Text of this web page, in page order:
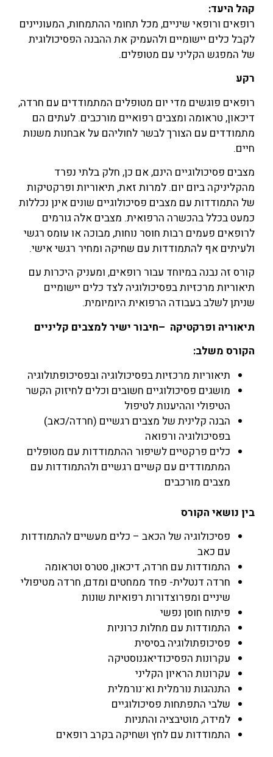
קהל היעד:
רופאים ורופאי שיניים, מכל תחומי ההתמחות, המעוניינים
לקבל כלים יישומיים ולהעמיק את ההבנה הפסיכולוגית
של המפגש הקליני עם מטופלים.
רקע
רופאים פוגשים מדי יום מטופלים המתמודדים עם חרדה,
דיכאון, טראומה ומצבים רפואיים מורכבים. לעתים הם
מתמודדים עם הצורך לבשר לחוליהם על אבחנות משנות
חיים.
מצבים פסיכולוגיים הינם, אם כן, חלק בלתי נפרד
מהקליניקה ביום יום. למרות זאת, תיאוריות ופרקטיקות
של התמודדות עם מצבים פסיכולוגיים שונים אינן נכללות
כמעט בכלל בהכשרה הרפואית. מצבים אלה גורמים
לרופאים פעמים רבות חוסר נוחות, מבוכה או עומס רגשי
ולעיתים אף להתמודדות עם שחיקה ומחיר רגשי אישי.
קורס זה נבנה במיוחד עבור רופאים, ומעניק היכרות עם
תיאוריות מרכזיות בפסיכולוגיה לצד כלים יישומיים
שניתן לשלב בעבודה הרפואית היומיומית.
תיאוריה ופרקטיקה –חיבור ישיר למצבים קליניים
הקורס משלב:
תיאוריות מרכזיות בפסיכולוגיה ובפסיכופתולוגיה
מושגים פסיכולוגיים חשובים וכלים לחיזוק הקשר
הטיפולי וההיענות לטיפול
הבנה קלינית של מצבים רגשיים (חרדה/כאב)
בפסיכולוגיה ורפואה
כלים פרקטיים לשיפור ההתמודדות עם מטופלים
המתמודדים עם קשיים רגשיים ולהתמודדות עם
מצבים מורכבים
בין נושאי הקורס
פסיכולוגיה של הכאב – כלים מעשיים להתמודדות
עם כאב
התמודדות עם חרדה, דיכאון, סטרס וטראומה
חרדה דנטלית- פחד ממחטים ומדם, חרדה מטיפולי
שיניים ומפרוצדורות רפואיות שונות
פיתוח חוסן נפשי
התמודדות עם מחלות כרוניות
פסיכופתולוגיה בסיסית
עקרונות הפסיכודיאגנוסטיקה
עקרונות הראיון הקליני
התנהגות נורמלית וא־נורמלית
שלבי התפתחות פסיכולוגיים
למידה, מוטיבציה והתניות
התמודדות עם לחץ ושחיקה בקרב רופאים